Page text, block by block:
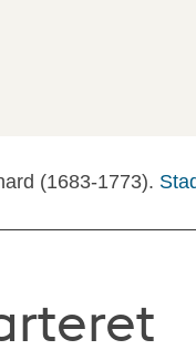
(1683-1773).